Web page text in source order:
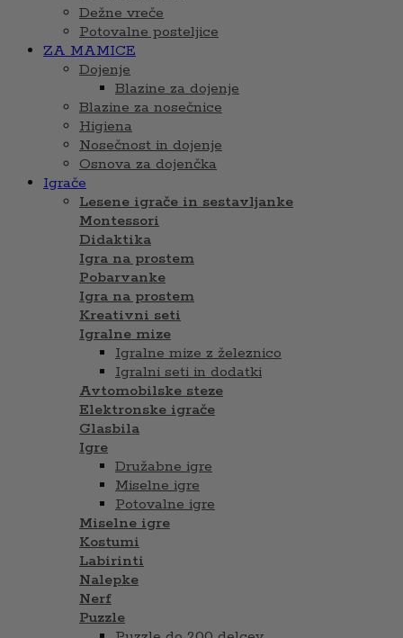
Dežne vreče
Potovalne posteljice
ZA MAMICE
Dojenje
Blazine za dojenje
Blazine za nosečnice
Higiena
Nosečnost in dojenje
Osnova za dojenčka
Igrače
Lesene igrače in sestavljanke
Montessori
Didaktika
Igra na prostem
Pobarvanke
Igra na prostem
Kreativni seti
Igralne mize
Igralne mize z železnico
Igralni seti in dodatki
Avtomobilske steze
Elektronske igrače
Glasbila
Igre
Družabne igre
Miselne igre
Potovalne igre
Miselne igre
Kostumi
Labirinti
Nalepke
Nerf
Puzzle